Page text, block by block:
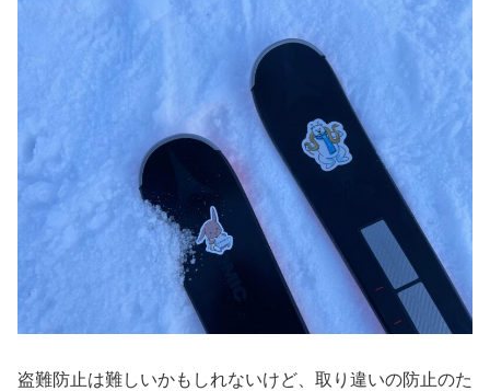
盗難防止は難しいかもしれないけど、取り違いの防止のた